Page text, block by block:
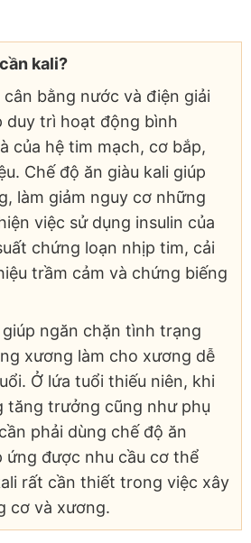
kali?
cân bằng nước và điện giải
duy trì hoạt động bình
của hệ tim mạch, cơ bắp,
Chế độ ăn giàu kali giúp
làm giảm nguy cơ những
việc sử dụng insulin của
chứng loạn nhịp tim, cải
trầm cảm và chứng biếng
ngăn chặn tình trạng
xương làm cho xương dễ
Ở lứa tuổi thiếu niên, khi
tăng trưởng cũng như phụ
phải dùng chế độ ăn
ứng được nhu cầu cơ thể
rất cần thiết trong việc xây
cơ và xương.